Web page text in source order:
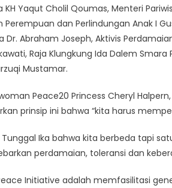
Yaqut Cholil Qoumas, Menteri
Perempuan dan Perlindungan Anak I
Dr. Abraham Joseph, Aktivis
Raja Klungkung Ida Dalem
Mustamar.
Peace20 Princess Cheryl
prinsip ini bahwa “kita harus
Tunggal Ika bahwa kita berbeda tapi
perdamaian, toleransi dan
Initiative adalah memfasilitasi